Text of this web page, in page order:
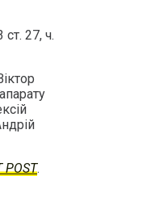
27, ч.
POST.